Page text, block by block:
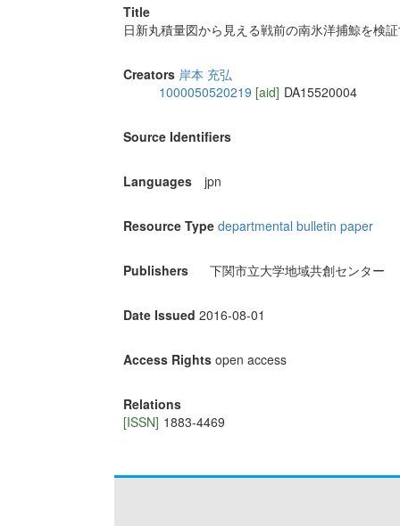
Title
日新丸積量図から見える戦前の南氷洋捕鯨を検
Creators 岸本 充弘
1000050520219 [aid] DA15520004
Source Identifiers
Languages jpn
Resource Type departmental bulletin paper
Publishers 下関市立大学地域共創センター
Date Issued 2016-08-01
Access Rights open access
Relations
[ISSN] 1883-4469